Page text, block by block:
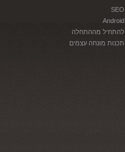
SEO
Android
להתחיל מההתחלה
תכנות מונחה עצמים